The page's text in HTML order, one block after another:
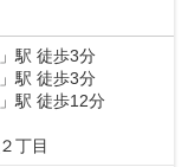
」駅 徒歩3分
」駅 徒歩3分
」駅 徒歩12分
２丁目